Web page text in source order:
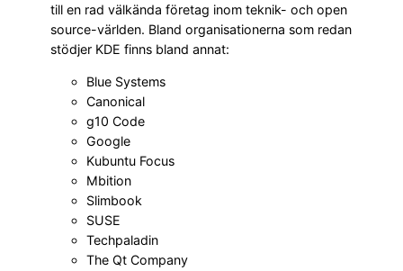
till en rad välkända företag inom teknik- och open
source-världen. Bland organisationerna som redan
stödjer KDE finns bland annat:
Blue Systems
Canonical
g10 Code
Google
Kubuntu Focus
Mbition
Slimbook
SUSE
Techpaladin
The Qt Company